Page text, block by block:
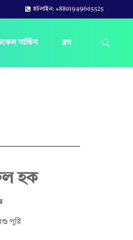
হটলাইন: +8801949605525
সার্ভিস ব্লগ
হক
পুষ্টি